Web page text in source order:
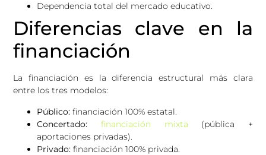
Dependencia total del mercado educativo.
Diferencias clave en la
financiación
La financiación es la diferencia estructural más clara
entre los tres modelos:
Público: financiación 100% estatal.
Concertado:
financiación mixta (pública +
aportaciones privadas).
Privado: financiación 100% privada.